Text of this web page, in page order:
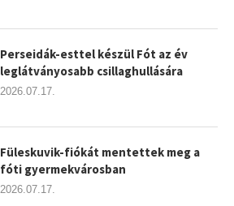
Perseidák-esttel készül Fót az év
leglátványosabb csillaghullására
2026.07.17.
Füleskuvik-fiókát mentettek meg a
fóti gyermekvárosban
2026.07.17.